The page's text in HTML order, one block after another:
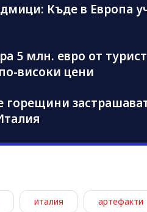
Къде в Европа
5 млн. евро от
високи цени
горещини
италия артефакти